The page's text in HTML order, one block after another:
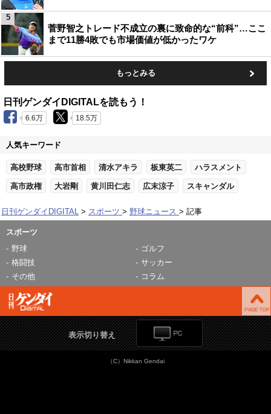
菅野智之トレード不成立の裏に致命的な“前科”…ここ
まで11勝4敗でも市場価値が低かったワケ
5
もっとみる
日刊ゲンダイDIGITALを読もう！
6.6万 18.5万
人気キーワード
高校野球 高市首相 清水アキラ 板東英二 ハラスメント
高市政権 大岩剛 黄川田仁志 広末涼子 スキャンダル
日刊ゲンダイDIGITAL スポーツ 野球ニュース 記事
スポーツ
野球
ゴルフ
格闘技
サッカー
その他
コラム
表示切り替え
（C）Nikkan Gendai